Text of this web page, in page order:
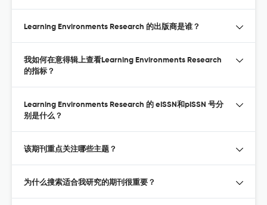
Learning Environments Research 的出版商是谁？
我如何在意得辑上查看Learning Environments Research
的指标？
Learning Environments Research 的 eISSN和pISSN 号分
别是什么？
该期刊重点关注哪些主题？
为什么搜索适合我研究的期刊很重要？